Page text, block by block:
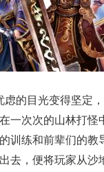
的目光变得坚定
一次次的山林打
训练和前辈们的
去，便将玩家从